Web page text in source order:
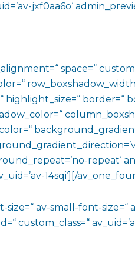
jxf0aa6o‘
space=“
highlight_size=“ border=“
repeat‘
14sqi‘][/
size=“ av-small-font-size=“
custom_class=“